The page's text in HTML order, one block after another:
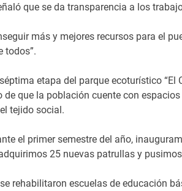
que se da transparencia a los
más y mejores recursos para el
todos”.
etapa del parque ecoturístico “El
que la población cuente con
tejido social.
el primer semestre del año,
25 nuevas patrullas y
rehabilitaron escuelas de educación